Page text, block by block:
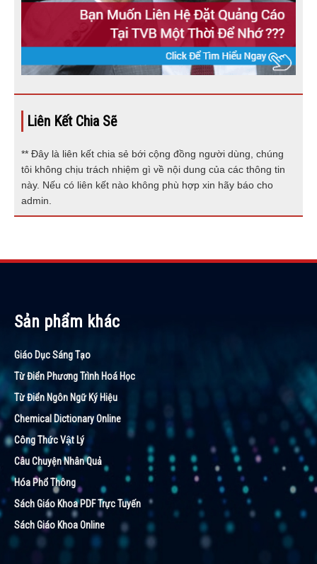
Liên Kết Chia Sẽ
** Đây là liên kết chia sẻ bới cộng đồng người dùng, chúng
tôi không chịu trách nhiệm gì về nội dung của các thông tin
này. Nếu có liên kết nào không phù hợp xin hãy báo cho
admin.
Sản phẩm khác
Giáo Dục Sáng Tạo
Từ Điển Phương Trình Hoá Học
Từ Điển Ngôn Ngữ Ký Hiệu
Chemical Dictionary Online
Công Thức Vật Lý
Câu Chuyện Nhân Quả
Hóa Phổ Thông
Sách Giáo Khoa PDF Trực Tuyến
Sách Giáo Khoa Online